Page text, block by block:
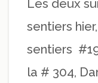
Les deux
sentiers
sentiers
la # 304,